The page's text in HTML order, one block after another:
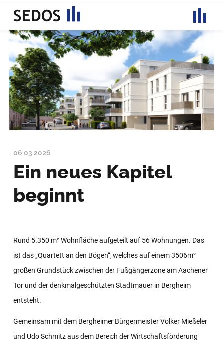
Toggle
06.03.2026
Ein neues Kapitel
beginnt
Rund 5.350 m² Wohnfläche aufgeteilt auf 56 Wohnungen. Das
ist das „Quartett an den Bögen“, welches auf einem 3506m²
großen Grundstück zwischen der Fußgängerzone am Aachener
Tor und der denkmalgeschützten Stadtmauer in Bergheim
entsteht.
Gemeinsam mit dem Bergheimer Bürgermeister Volker Mießeler
und Udo Schmitz aus dem Bereich der Wirtschaftsförderung